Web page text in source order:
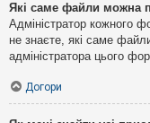
Які саме файли можна
Адміністратор кожного
не знаєте, які саме
адміністратора цього
Догори